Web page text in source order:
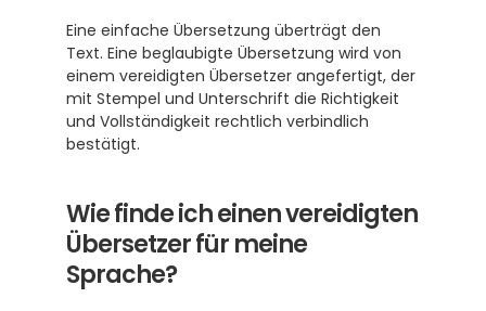
Eine einfache Übersetzung überträgt den
Text. Eine beglaubigte Übersetzung wird von
einem vereidigten Übersetzer angefertigt, der
mit Stempel und Unterschrift die Richtigkeit
und Vollständigkeit rechtlich verbindlich
bestätigt.
Wie finde ich einen vereidigten
Übersetzer für meine
Sprache?